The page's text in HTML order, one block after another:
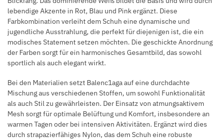
lebendige Akzente in Rot, Blau und Pink ergänzt. Diese
Farbkombination verleiht dem Schuh eine dynamische und
jugendliche Ausstrahlung, die perfekt für diejenigen ist, die ein
modisches Statement setzen möchten. Die geschickte Anordnung
der Farben sorgt für ein harmonisches Gesamtbild, das sowohl
sportlich als auch elegant wirkt.
Bei den Materialien setzt Balenc1aga auf eine durchdachte
Mischung aus verschiedenen Stoffen, um sowohl Funktionalität
als auch Stil zu gewährleisten. Der Einsatz von atmungsaktivem
Mesh sorgt für optimale Belüftung und Komfort, insbesondere an
warmen Tagen oder bei intensiven Aktivitäten. Ergänzt wird dies
durch strapazierfähiges Nylon, das dem Schuh eine robuste